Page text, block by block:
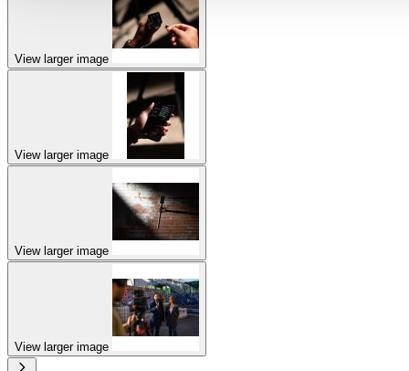
View larger image
View larger image
View larger image
View larger image